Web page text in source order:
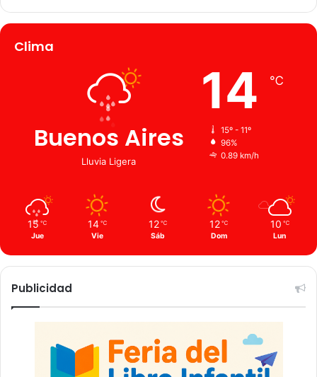
Clima
Buenos Aires
Lluvia Ligera
14 ℃
15º - 11º
96%
0.89 km/h
15 ℃
Jue
14 ℃
Vie
12 ℃
Sáb
12 ℃
Dom
10 ℃
Lun
Publicidad